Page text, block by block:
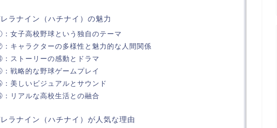
ラナイン（ハチナイ）の魅力
女子高校野球という独自のテーマ
キャラクターの多様性と魅力的な人間関係
ストーリーの感動とドラマ
戦略的な野球ゲームプレイ
美しいビジュアルとサウンド
リアルな高校生活との融合
ラナイン（ハチナイ）が人気な理由